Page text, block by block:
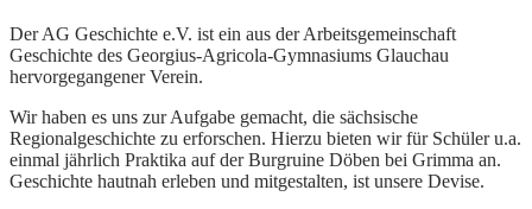
Der AG Geschichte e.V. ist ein aus der Arbeitsgemeinschaft
Geschichte des Georgius-Agricola-Gymnasiums Glauchau
hervorgegangener Verein.
Wir haben es uns zur Aufgabe gemacht, die sächsische
Regionalgeschichte zu erforschen. Hierzu bieten wir für Schüler u.a.
einmal jährlich Praktika auf der Burgruine Döben bei Grimma an.
Geschichte hautnah erleben und mitgestalten, ist unsere Devise.